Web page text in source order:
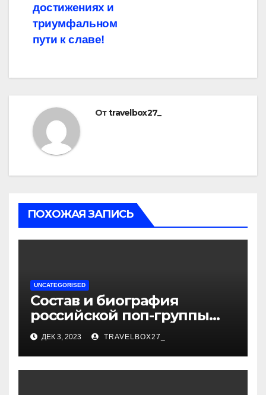
достижениях и
триумфальном
пути к славе!
Отtravelbox27_
ПОХОЖАЯ ЗАПИСЬ
UNCATEGORISED
Состав и биография
российской поп-группы
«Иванушки интернешнл»
— история успеха, музыка
и судьбы участников
ДЕК 3, 2023 TRAVELBOX27_